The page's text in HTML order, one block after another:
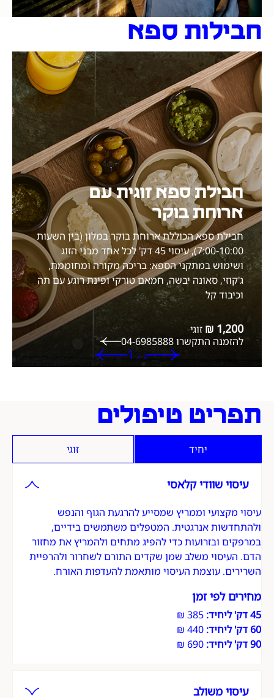
חבילות ספא
חבילת ספא זוגית עם
ארוחת בוקר
חבילת ספא הכוללת ארוחת בוקר במלון (בין השעות
7:00-10:00), עיסוי 45 דק' לכל אחד מבני הזוג
ושימוש במתקני הספא: בריכה מקורה ומחוממת,
ג'קוזי, סאונה יבשה, חמאם טורקי ופינת רוגע עם תה
וכיבוד קל
זוגי
להזמנה התקשרו 04-6985888
מציג
1 / מתוך סה"כ
2
תפריט טיפולים
יחיד זוגי
עיסוי שוודי קלאסי
על הטיפול
עיסוי מקצועי וממריץ שמסייע להרגעת הגוף והנפש
ולהתחדשות אנרגטית. המטפלים משתמשים בידיים,
במרפקים ובזרועות כדי להפיג מתחים ולהמריץ את מחזור
הדם. העיסוי משלב שמן שקדים התורם לשחרור ולהרפיית
השרירים. עוצמת העיסוי מותאמת להעדפות האורח.
מחירים לפי זמן
45 דק' ליחיד:
60 דק' ליחיד:
90 דק' ליחיד:
עיסוי משולב